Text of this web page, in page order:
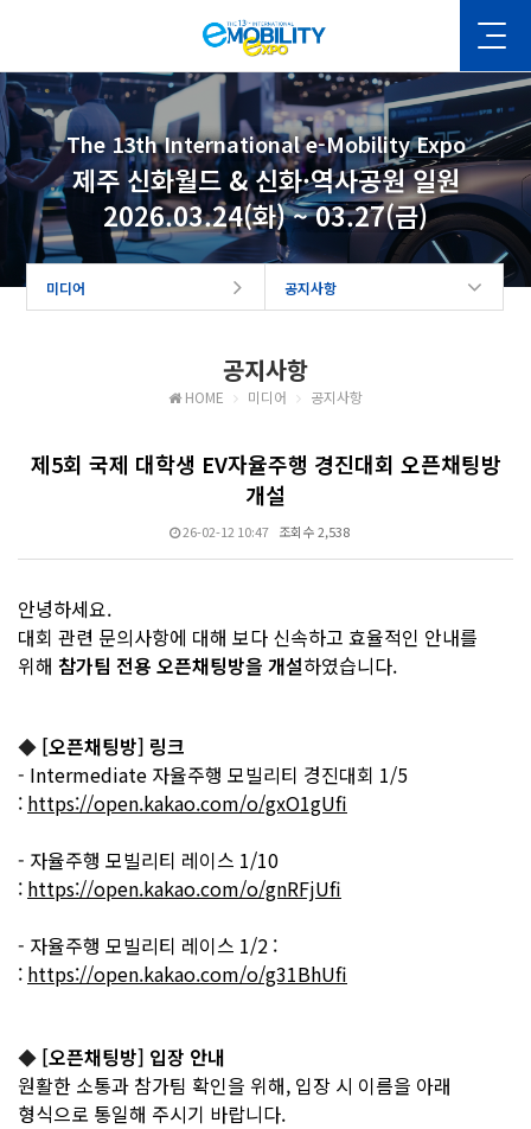
The 13th International e-Mobility Expo
제주 신화월드 & 신화·역사공원 일원
2026.03.24(화) ~ 03.27(금)
미디어 공지사항
공지사항
HOME 미디어 공지사항
제5회 국제 대학생 EV자율주행 경진대회 오픈채팅방
개설
26-02-12 10:47 조회수 2,538
안녕하세요.
대회 관련 문의사항에 대해 보다 신속하고 효율적인 안내를
위해 참가팀 전용 오픈채팅방을 개설하였습니다.
◆ [오픈채팅방] 링크
- Intermediate 자율주행 모빌리티 경진대회 1/5
: https://open.kakao.com/o/gxO1gUfi
- 자율주행 모빌리티 레이스 1/10
: https://open.kakao.com/o/gnRFjUfi
- 자율주행 모빌리티 레이스 1/2 :
: https://open.kakao.com/o/g31BhUfi
◆ [오픈채팅방] 입장 안내
원활한 소통과 참가팀 확인을 위해, 입장 시 이름을 아래
형식으로 통일해 주시기 바랍니다.